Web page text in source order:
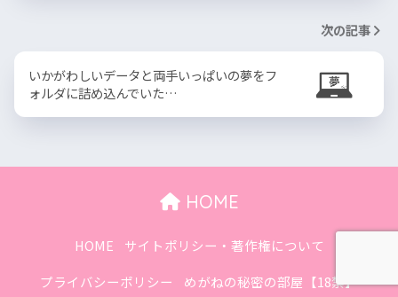
次の記事
いかがわしいデータと両手いっぱいの夢をフ
ォルダに詰め込んでいた…
HOME
HOME
サイトポリシー・著作権について
プライバシーポリシー
めがねの秘密の部屋【18禁】